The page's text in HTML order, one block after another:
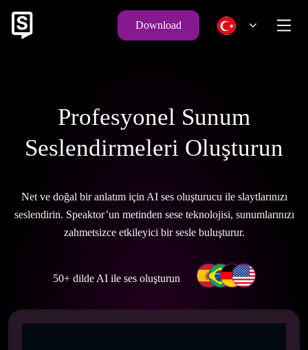
Download
Profesyonel Sunum
Seslendirmeleri Oluşturun
Net ve doğal bir anlatım için AI ses oluşturucu ile slaytlarınızı
seslendirin. Speaktor’un metinden sese teknolojisi, sunumlarınızı
zahmetsizce etkileyici bir sesle buluşturur.
50+ dilde AI ile ses oluşturun